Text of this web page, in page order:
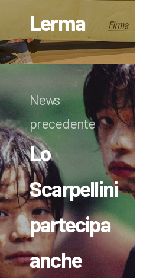
Lerma
News
precedente
Lo
Scarpellini
partecipa
anche